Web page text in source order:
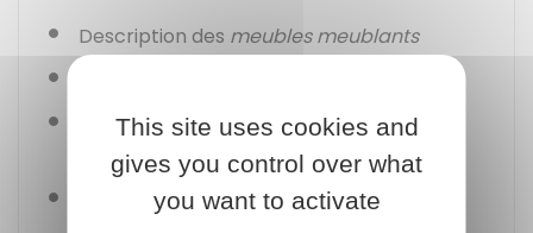
Description des meubles meublants
Estimation des biens mobiliers ayant une
valeur supérieure à1 500 €
Désignation des espèces ennuméraire
This site uses cookies and
gives you control over what
you want to activate